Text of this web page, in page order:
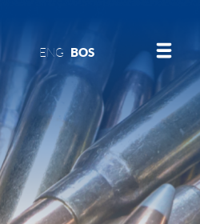
ENG BOS